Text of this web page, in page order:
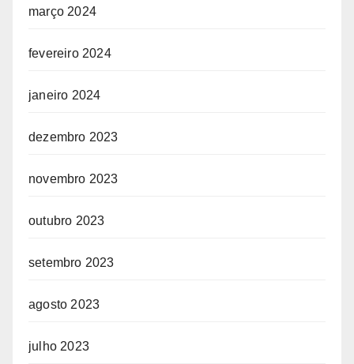
março 2024
fevereiro 2024
janeiro 2024
dezembro 2023
novembro 2023
outubro 2023
setembro 2023
agosto 2023
julho 2023